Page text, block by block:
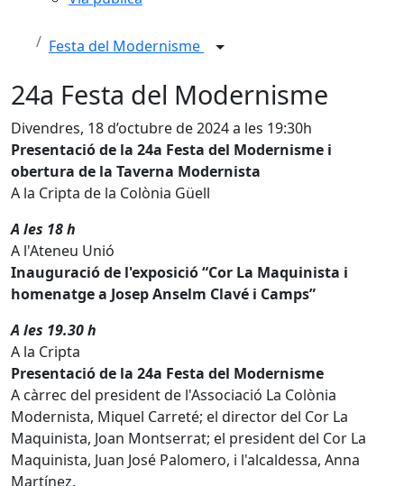
Festa del Modernisme
24a Festa del Modernisme
Divendres, 18 d’octubre de 2024 a les 19:30h
Presentació de la 24a Festa del Modernisme i
obertura de la Taverna Modernista
A la Cripta de la Colònia Güell
A les 18 h
A l'Ateneu Unió
Inauguració de l'exposició “Cor La Maquinista i
homenatge a Josep Anselm Clavé i Camps”
A les 19.30 h
A la Cripta
Presentació de la 24a Festa del Modernisme
A càrrec del president de l'Associació La Colònia
Modernista, Miquel Carreté; el director del Cor La
Maquinista, Joan Montserrat; el president del Cor La
Maquinista, Juan José Palomero, i l'alcaldessa, Anna
Martínez.